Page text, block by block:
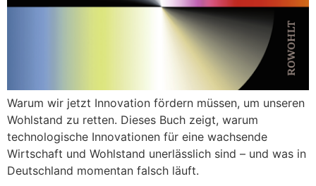
Warum wir jetzt Innovation fördern müssen, um unseren
Wohlstand zu retten. Dieses Buch zeigt, warum
technologische Innovationen für eine wachsende
Wirtschaft und Wohlstand unerlässlich sind – und was in
Deutschland momentan falsch läuft.